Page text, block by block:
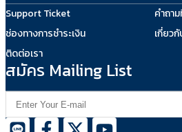
Support Ticket
ช่องทางการชำระเงิน
ติดต่อเรา
คำถา
เกี่ยวกั
สมัคร Mailing List